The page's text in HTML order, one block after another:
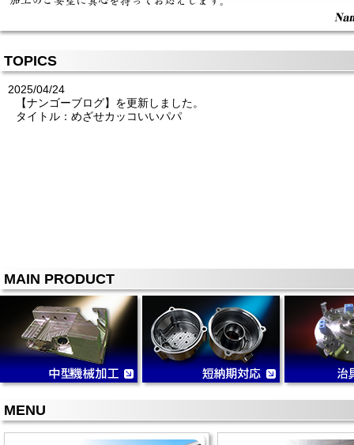
TOPICS
2025/04/24
【ナンゴーブログ】を更新しました。
タイトル：めざせカッコいいパパ
MAIN PRODUCT
MENU